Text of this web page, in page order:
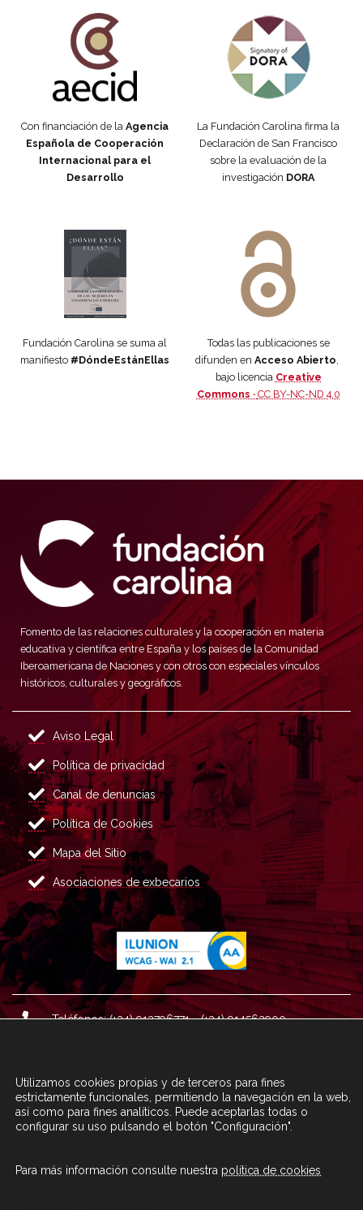
Con financiación de la Agencia
Española de Cooperación
Internacional para el
Desarrollo
La Fundación Carolina firma la
Declaración de San Francisco
sobre la evaluación de la
investigación DORA
Fundación Carolina se suma al
manifiesto #DóndeEstánEllas
Todas las publicaciones se
difunden en Acceso Abierto,
bajo licencia Creative
Commons · CC BY-NC-ND 4.0
Fomento de las relaciones culturales y la cooperación en materia
educativa y científica entre España y los países de la Comunidad
Iberoamericana de Naciones y con otros con especiales vínculos
históricos, culturales y geográficos.
Aviso Legal
Política de privacidad
Canal de denuncias
Política de Cookies
Mapa del Sitio
Asociaciones de exbecarios
Teléfonos: (+34) 913796771 - (+34) 914562900
Correo : informacion@fundacioncarolina.es
CONTACTA CON FCA TRAVÉS DEL
Utilizamos cookies propias y de terceros para fines
estrictamente funcionales, permitiendo la navegación en la web,
así como para fines analíticos. Puede aceptarlas todas o
configurar su uso pulsando el botón "Configuración".
Para más información consulte nuestra política de cookies